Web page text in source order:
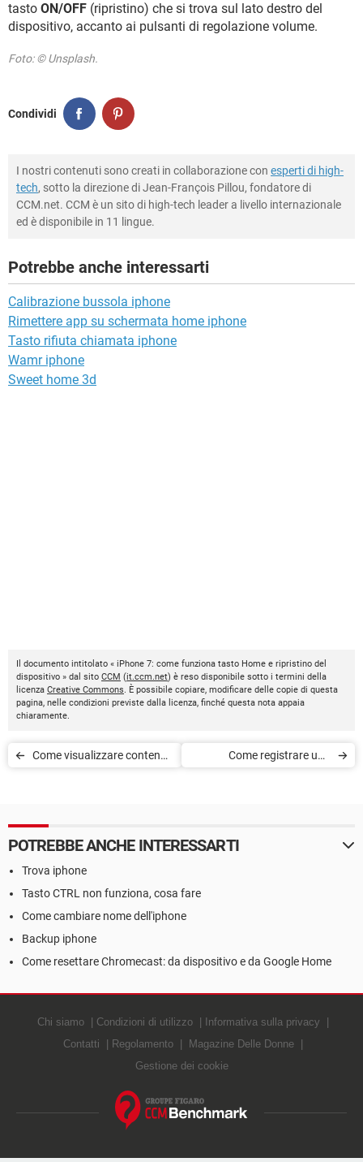
tasto ON/OFF (ripristino) che si trova sul lato destro del
dispositivo, accanto ai pulsanti di regolazione volume.
Foto: © Unsplash.
Condividi
I nostri contenuti sono creati in collaborazione con esperti di high-
tech, sotto la direzione di Jean-François Pillou, fondatore di
CCM.net. CCM è un sito di high-tech leader a livello internazionale
ed è disponibile in 11 lingue.
Potrebbe anche interessarti
Calibrazione bussola iphone
Rimettere app su schermata home iphone
Tasto rifiuta chiamata iphone
Wamr iphone
Sweet home 3d
Il documento intitolato « iPhone 7: come funziona tasto Home e ripristino del
dispositivo » dal sito CCM (it.ccm.net) è reso disponibile sotto i termini della
licenza Creative Commons. È possibile copiare, modificare delle copie di questa
pagina, nelle condizioni previste dalla licenza, finché questa nota appaia
chiaramente.
Come visualizzare contenuti
Come registrare una
POTREBBE ANCHE INTERESSARTI
Trova iphone
Tasto CTRL non funziona, cosa fare
Come cambiare nome dell'iphone
Backup iphone
Come resettare Chromecast: da dispositivo e da Google Home
Chi siamo Condizioni di utilizzo
Informativa sulla privacy
Contatti
Regolamento
Magazine Delle Donne
Gestione dei cookie